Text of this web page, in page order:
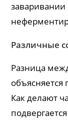
Различные
Разница
Как делают